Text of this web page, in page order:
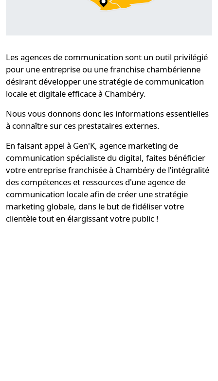
Lesagences de communication sont un outil privilégié
pour une entreprise ou une franchise chambérienne
désirant développer unestratégie de communication
locale et digitale efficace à Chambéry.
Nous vous donnons donc les informations essentielles
à connaître sur ces prestataires externes.
En faisant appel à Gen'K, agence marketing de
communication spécialiste du digital, faites bénéficier
votre entreprise franchisée à Chambéry de l’intégralité
des compétences et ressources d'uneagence de
communication localeafin de créer une stratégie
marketing globale, dans le but de fidéliser votre
clientèle tout en élargissant votre public !